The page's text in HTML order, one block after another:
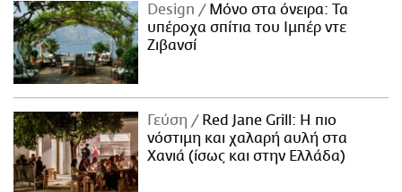
Design
Μόνο στα όνειρα: Τα
υπέροχα σπίτια του Ιμπέρ ντε
Ζιβανσί
Γεύση
Red Jane Grill: Η πιο
νόστιμη και χαλαρή αυλή στα
Χανιά (ίσως και στην Ελλάδα)